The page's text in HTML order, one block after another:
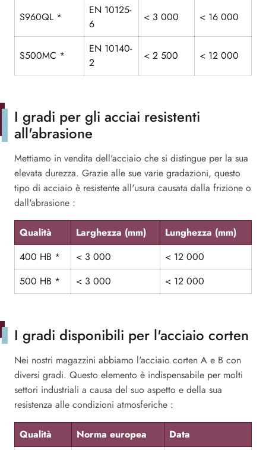
S960QL *
EN 10125-
6
< 3 000 < 16 000
S500MC *
EN 10140-
2
< 2 500 < 12 000
I gradi per gli acciai resistenti
all'abrasione
Mettiamo in vendita dell'acciaio che si distingue per la sua
elevata durezza. Grazie alle sue varie gradazioni, questo
tipo di acciaio è resistente all'usura causata dalla frizione o
dall'abrasione :
Qualità Larghezza (mm) Lunghezza (mm)
400 HB * < 3 000
< 12 000
500 HB *
< 3 000 < 12 000
I gradi disponibili per l'acciaio corten
Nei nostri magazzini abbiamo l'acciaio corten A e B con
diversi gradi. Questo elemento è indispensabile per molti
settori industriali a causa del suo aspetto e della sua
resistenza alle condizioni atmosferiche :
Qualità Norma europea Data